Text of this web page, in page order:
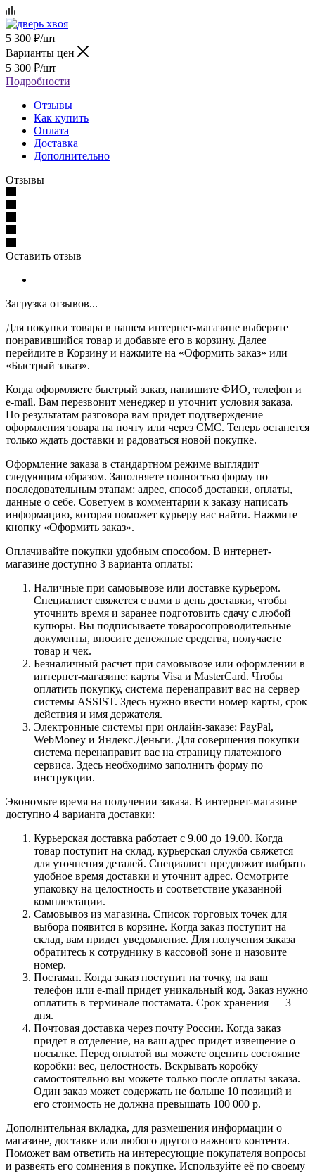
5 300 ₽/шт
Варианты цен
5 300 ₽/шт
Подробности
Отзывы
Как купить
Оплата
Доставка
Дополнительно
Отзывы
Оставить отзыв
Загрузка отзывов...
Для покупки товара в нашем интернет-магазине выберите
понравившийся товар и добавьте его в корзину. Далее
перейдите в Корзину и нажмите на «Оформить заказ» или
«Быстрый заказ».
Когда оформляете быстрый заказ, напишите ФИО, телефон и
e-mail. Вам перезвонит менеджер и уточнит условия заказа.
По результатам разговора вам придет подтверждение
оформления товара на почту или через СМС. Теперь останется
только ждать доставки и радоваться новой покупке.
Оформление заказа в стандартном режиме выглядит
следующим образом. Заполняете полностью форму по
последовательным этапам: адрес, способ доставки, оплаты,
данные о себе. Советуем в комментарии к заказу написать
информацию, которая поможет курьеру вас найти. Нажмите
кнопку «Оформить заказ».
Оплачивайте покупки удобным способом. В интернет-
магазине доступно 3 варианта оплаты:
Наличные при самовывозе или доставке курьером.
Специалист свяжется с вами в день доставки, чтобы
уточнить время и заранее подготовить сдачу с любой
купюры. Вы подписываете товаросопроводительные
документы, вносите денежные средства, получаете
товар и чек.
Безналичный расчет при самовывозе или оформлении в
интернет-магазине: карты Visa и MasterCard. Чтобы
оплатить покупку, система перенаправит вас на сервер
системы ASSIST. Здесь нужно ввести номер карты, срок
действия и имя держателя.
Электронные системы при онлайн-заказе: PayPal,
WebMoney и Яндекс.Деньги. Для совершения покупки
система перенаправит вас на страницу платежного
сервиса. Здесь необходимо заполнить форму по
инструкции.
Экономьте время на получении заказа. В интернет-магазине
доступно 4 варианта доставки:
Курьерская доставка работает с 9.00 до 19.00. Когда
товар поступит на склад, курьерская служба свяжется
для уточнения деталей. Специалист предложит выбрать
удобное время доставки и уточнит адрес. Осмотрите
упаковку на целостность и соответствие указанной
комплектации.
Самовывоз из магазина. Список торговых точек для
выбора появится в корзине. Когда заказ поступит на
склад, вам придет уведомление. Для получения заказа
обратитесь к сотруднику в кассовой зоне и назовите
номер.
Постамат. Когда заказ поступит на точку, на ваш
телефон или e-mail придет уникальный код. Заказ нужно
оплатить в терминале постамата. Срок хранения — 3
дня.
Почтовая доставка через почту России. Когда заказ
придет в отделение, на ваш адрес придет извещение о
посылке. Перед оплатой вы можете оценить состояние
коробки: вес, целостность. Вскрывать коробку
самостоятельно вы можете только после оплаты заказа.
Один заказ может содержать не больше 10 позиций и
его стоимость не должна превышать 100 000 р.
Дополнительная вкладка, для размещения информации о
магазине, доставке или любого другого важного контента.
Поможет вам ответить на интересующие покупателя вопросы
и развеять его сомнения в покупке. Используйте её по своему